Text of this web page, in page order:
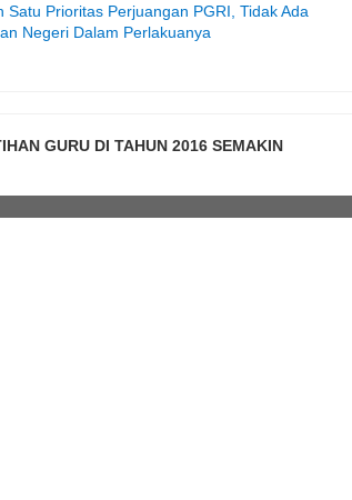
Prioritas Perjuangan PGRI, Tidak Ada
Negeri Dalam Perlakuanya
GURU DI TAHUN 2016 SEMAKIN